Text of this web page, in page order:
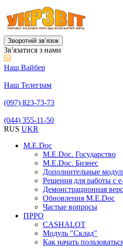
Зворотній звʼязок
Зв'язатися з нами
Наш Вайбер
Наш Телеграм
(097) 823-73-73
(044) 355-11-50
RUS UKR
M.E.Doc
M.E.Doc. Государство
M.E.Doc. Бизнес
Дополнительные
Решения для работы с
Демонстрационная
Обновления M.E.Doc
Частые вопросы
ПРРО
CASHALOT
Модуль "Склад"
Как начать